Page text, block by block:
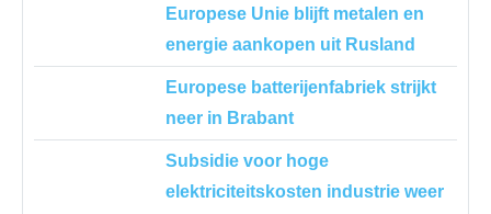
Europese Unie blijft metalen en
energie aankopen uit Rusland
Europese batterijenfabriek strijkt
neer in Brabant
Subsidie voor hoge
elektriciteitskosten industrie weer